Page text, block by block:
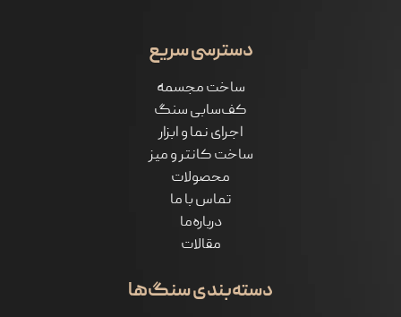
دسترسی سریع
ساخت مجسمه
کف‌سابی سنگ
اجرای نما و ابزار
ساخت کانتر و میز
محصولات
تماس با ما
درباره‌ما
مقالات
دسته‌بندی سنگ‌ها